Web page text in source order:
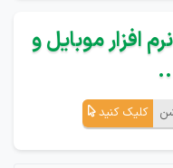
افزار موبایل و
کلیک کنید